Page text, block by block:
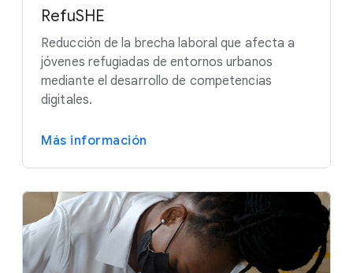
RefuSHE
Reducción de la brecha laboral que afecta a
jóvenes refugiadas de entornos urbanos
mediante el desarrollo de competencias
digitales.
Más información